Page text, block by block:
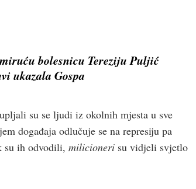
bolesnicu Tereziju Puljić
ukazala Gospa
su se ljudi iz okolnih mjesta u sve
događaja odlučuje se na represiju pa
su ih odvodili,milicioneri su vidjeli svjetlo